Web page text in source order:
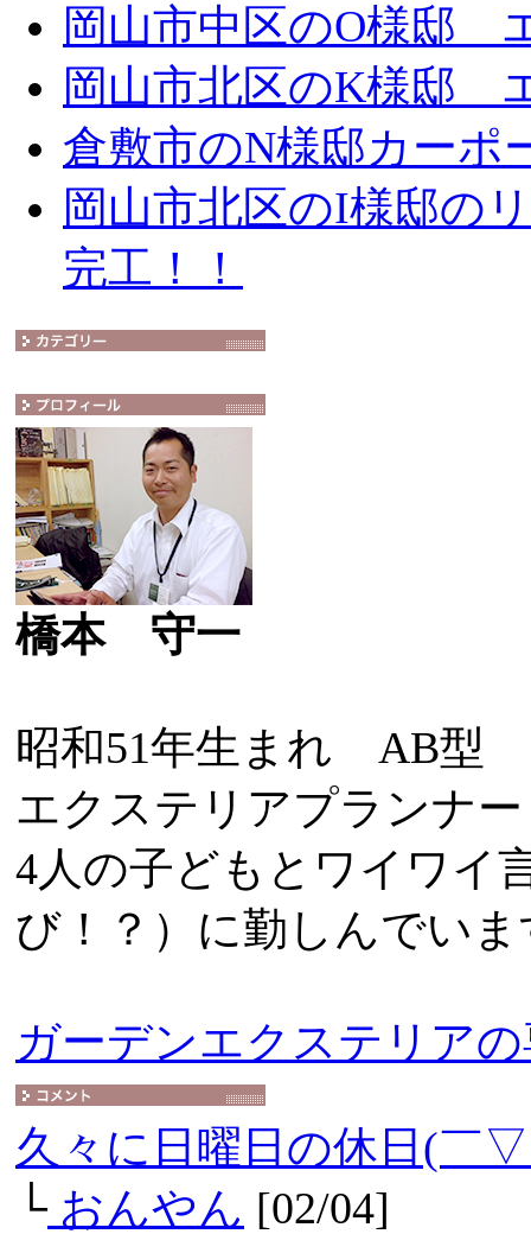
岡山市中区のO様邸
岡山市北区のK様邸
倉敷市のN様邸カーポ
岡山市北区のI様邸の
完工！！
橋本 守一
昭和51年生まれ AB型
エクステリアプランナー
4人の子どもとワイワイ
び！？）に勤しんでいま
ガーデンエクステリア
久々に日曜日の休日(￣
└おんやん [02/04]